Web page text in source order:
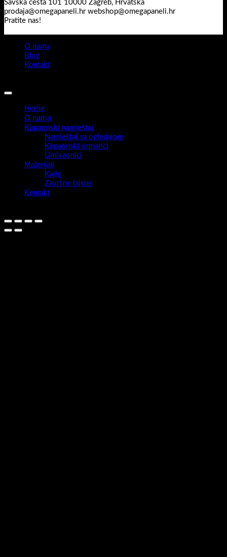
Savska cesta 101 10000 Zagreb, Hrvatska
prodaja@omegapaneli.hr webshop@omegapaneli.hr
Pratite nas!
O nama
Blog
Kontakt
Home
O nama
Kupaonski namještaj
Namještaj sa ogledalom
Kupaonski ormarići
Umivaonici
Materijali
Kajle
Završne lajsne
Kontakt